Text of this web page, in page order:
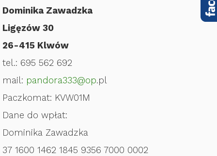
Dominika Zawadzka
Ligęzów 30
26-415 Klwów
tel.: 695 562 692
mail: pandora333@op.pl
Paczkomat: KVW01M
Dane do wpłat:
Dominika Zawadzka
37 1600 1462 1845 9356 7000 0002